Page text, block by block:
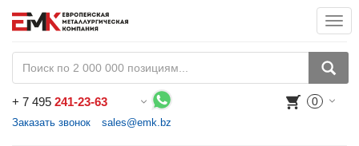
+ 7 495 241-23-63
Заказать звонок sales@emk.bz
0